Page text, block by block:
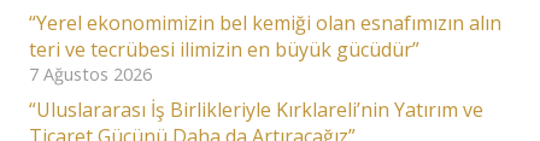
“Yerel ekonomimizin bel kemiği olan esnafımızın alın
teri ve tecrübesi ilimizin en büyük gücüdür”
7 Ağustos 2026
“Uluslararası İş Birlikleriyle Kırklareli’nin Yatırım ve